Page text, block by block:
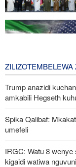
Watetezi wa
Democratic wa
ZILIZOTEMBELEWA
Trump anazidi
amkabili Hegseth
Spika Qalibaf:
umefeli
IRGC: Watu 8
kigaidi watiwa